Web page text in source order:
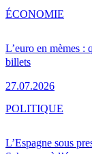
L’euro en mèmes :
billets
27.07.2026
ÉCONOMIE
L’Espagne sous
POLITIQUE